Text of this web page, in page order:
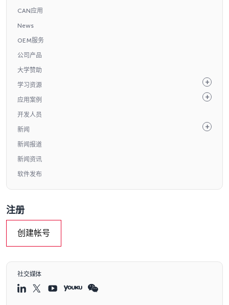
CAN应用
News
OEM服务
公司产品
大学赞助
学习资源
应用案例
开发人员
新闻
新闻报道
新闻资讯
软件发布
注册
创建帐号
社交媒体